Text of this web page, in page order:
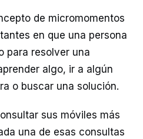
de micromomentos
en que una persona
para resolver una
algo, ir a algún
o buscar una solución.
sus móviles más
una de esas consultas